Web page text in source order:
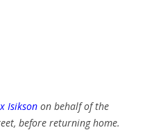
Isikson on behalf of the
before returning home.